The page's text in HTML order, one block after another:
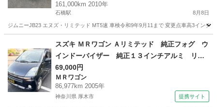
161,000km 2010年
石橋駅 8月8日
ジムニーJB23 エヌズ・リミテッド MT5速 車検令和9年9月11まで 変更点車高3インチ
石橋駅 ジムニー リミテッド
スズキ ＭＲワゴン Ａリミテッド 純正フォグ ウ
インドーバイザー 純正１３インチアルミ リア
スポイラー クロームドアハンドル パイオニア
ＣＤデッキ ＵＳＢ エアコン 電動格納ミラ
ー グレーインテリア アームレスト 天面クリ
69,000円
ＭＲワゴン
86,977km 2005年
神奈川県 厚木市 提携サイト